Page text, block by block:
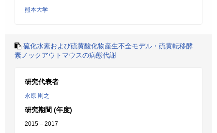
熊本大学
硫化水素および硫黄酸化物産生不全モデル・硫黄転移酵
素ノックアウトマウスの病態代謝
研究代表者
永原 則之
研究期間 (年度)
2015 – 2017